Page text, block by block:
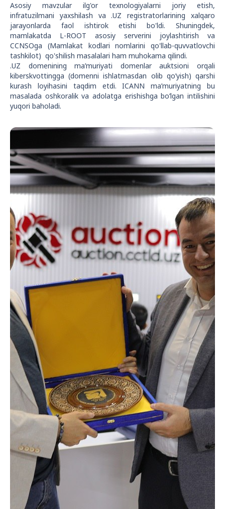
Asosiy mavzular ilg'or texnologiyalarni joriy etish,
infratuzilmani yaxshilash va .UZ registratorlarining xalqaro
jarayonlarda faol ishtirok etishi bo'ldi. Shuningdek,
mamlakatda L-ROOT asosiy serverini joylashtirish va
CCNSOga (Mamlakat kodlari nomlarini qo'llab-quvvatlovchi
tashkilot) qo'shilish masalalari ham muhokama qilindi.
.UZ domenining ma’muriyati domenlar auktsioni orqali
kiberskvottingga (domenni ishlatmasdan olib qo’yish) qarshi
kurash loyihasini taqdim etdi. ICANN ma’muriyatning bu
masalada oshkoralik va adolatga erishishga bo’lgan intilishini
yuqori baholadi.